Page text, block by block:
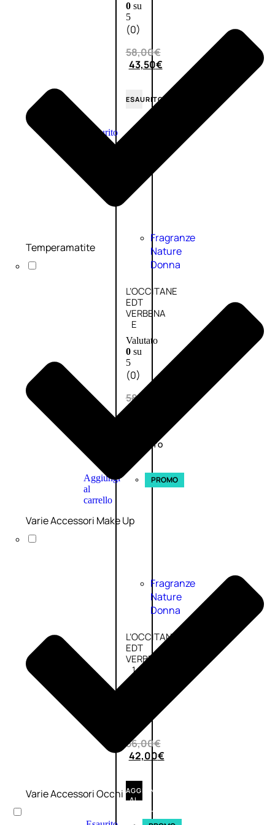
0su
5
(0)
58,00€
43,50€
ESAURITO
Esaurito
Fragranze
Nature
Donna
L’OCCITANE
EDT
VERBENA
E
Valutato
0su
5
(0)
58,00
ESAURITO
Aggiungi
al
carrello
PROMO
Fragranze
Nature
Donna
L’OCCITANE
EDT
VERBENA
1
56,00€
42,00€
AGGIUNGI
AL
CARRELLO
Temperamatite
Varie Accessori Make Up
Varie Accessori Occhi